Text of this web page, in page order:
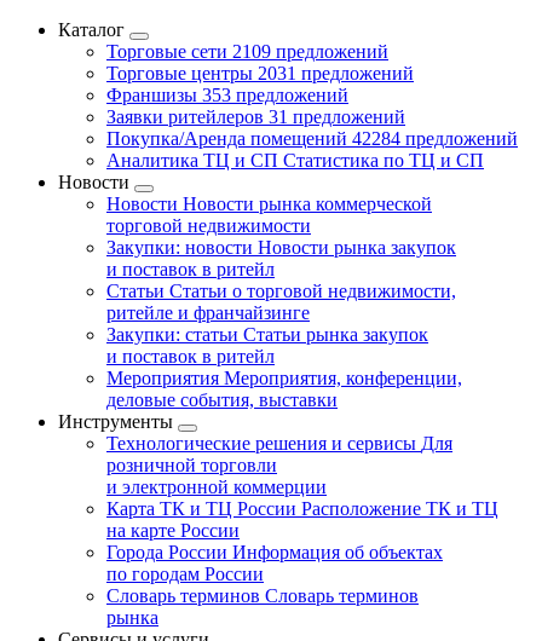
Каталог
Торговые сети 2109 предложений
Торговые центры 2031 предложений
Франшизы 353 предложений
Заявки ритейлеров 31 предложений
Покупка/Аренда помещений 42284 предложений
Аналитика ТЦ и СП Статистика по ТЦ и СП
Новости
Новости Новости рынка коммерческой
торговой недвижимости
Закупки: новости Новости рынка закупок
и поставок в ритейл
Статьи Статьи о торговой недвижимости,
ритейле и франчайзинге
Закупки: статьи Статьи рынка закупок
и поставок в ритейл
Мероприятия Мероприятия, конференции,
деловые события, выставки
Инструменты
Технологические решения и сервисы Для
розничной торговли
и электронной коммерции
Карта ТК и ТЦ России Расположение ТК и ТЦ
на карте России
Города России Информация об объектах
по городам России
Словарь терминов Словарь терминов
рынка